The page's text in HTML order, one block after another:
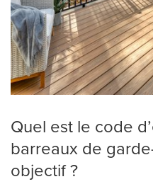
Quel est le code
barreaux de
objectif ?